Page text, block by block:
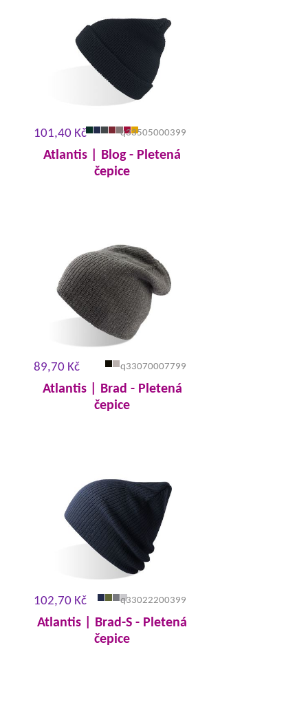
101,40 Kč q33505000399
Atlantis | Blog - Pletená
čepice
89,70 Kč q33070007799
Atlantis | Brad - Pletená
čepice
102,70 Kč q33022200399
Atlantis | Brad-S - Pletená
čepice